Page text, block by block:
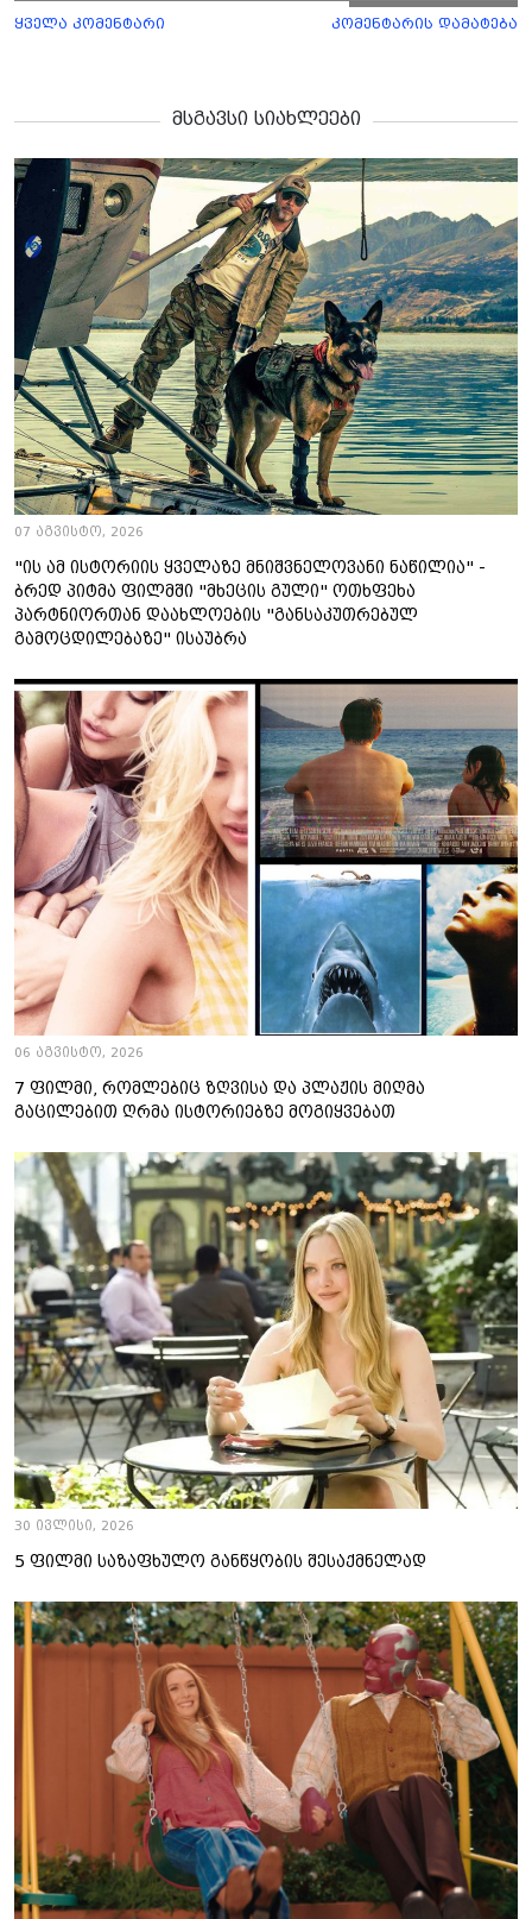
ყველა კომენტარი კომენტარის დამატება
მსგავსი სიახლეები
07 აგვისტო, 2026
"ის ამ ისტორიის ყველაზე მნიშვნელოვანი ნაწილია" -
ბრედ პიტმა ფილმში "მხეცის გული" ოთხფეხა
პარტნიორთან დაახლოების "განსაკუთრებულ
გამოცდილებაზე" ისაუბრა
06 აგვისტო, 2026
7 ფილმი, რომლებიც ზღვისა და პლაჟის მიღმა
გაცილებით ღრმა ისტორიებზე მოგიყვებათ
30 ივლისი, 2026
5 ფილმი საზაფხულო განწყობის შესაქმნელად